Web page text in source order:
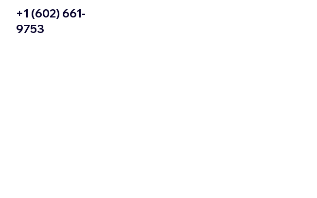
+1 (602) 661-
9753